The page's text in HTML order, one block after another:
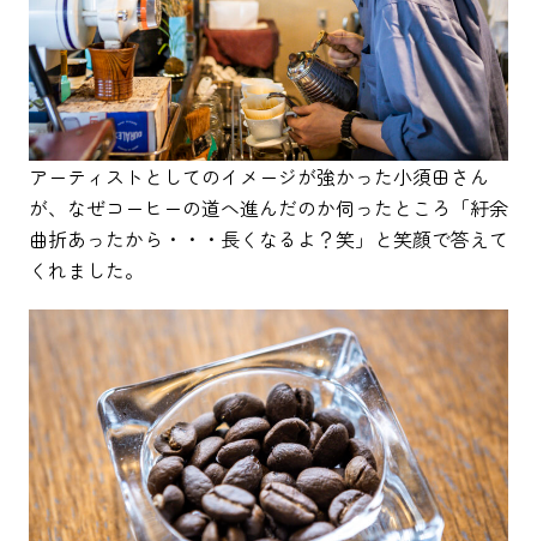
アーティストとしてのイメージが強かった小須田さん
が、なぜコーヒーの道へ進んだのか伺ったところ「紆余
曲折あったから・・・長くなるよ？笑」と笑顔で答えて
くれました。